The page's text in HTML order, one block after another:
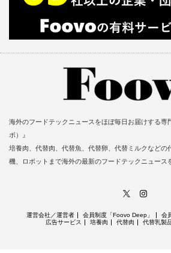
海外のフードテックニュースをほぼ毎日お届けする専
ボ）』
培養肉、代替肉、代替魚、代替卵、代替ミルクなどの
機、ロボットまで海外の最新のフードテックニュース
運営会社／運営者 会員制度「Foovo Deep」 会
広告サービス
培養肉 代替肉 代替乳製